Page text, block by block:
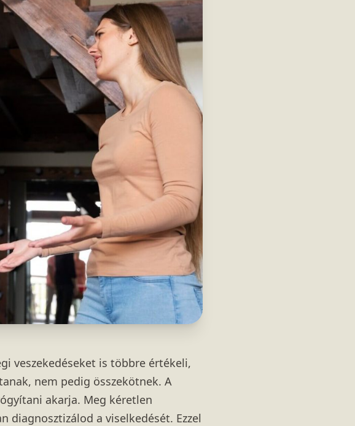
veszekedéseket is többre értékeli,
nem pedig összekötnek. A
akarja. Meg kéretlen
diagnosztizálod a viselkedését. Ezzel